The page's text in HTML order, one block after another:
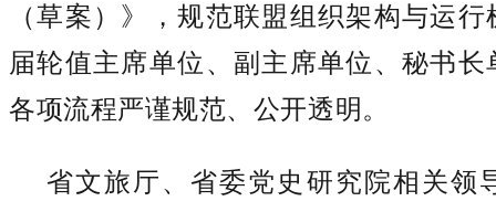
（草案）》，规范联盟组织架构与运
届轮值主席单位、副主席单位、秘书
各项流程严谨规范、公开透明。
省文旅厅、省委党史研究院相关领